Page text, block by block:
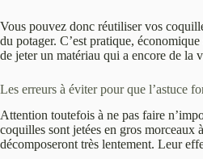
Vous pouvez donc réutiliser vos
du potager. C’est pratique,
de jeter un matériau qui a encore de la
Les erreurs à éviter pour que l’astuce
Attention toutefois à ne pas faire
coquilles sont jetées en gros morceaux
décomposeront très lentement. Leur